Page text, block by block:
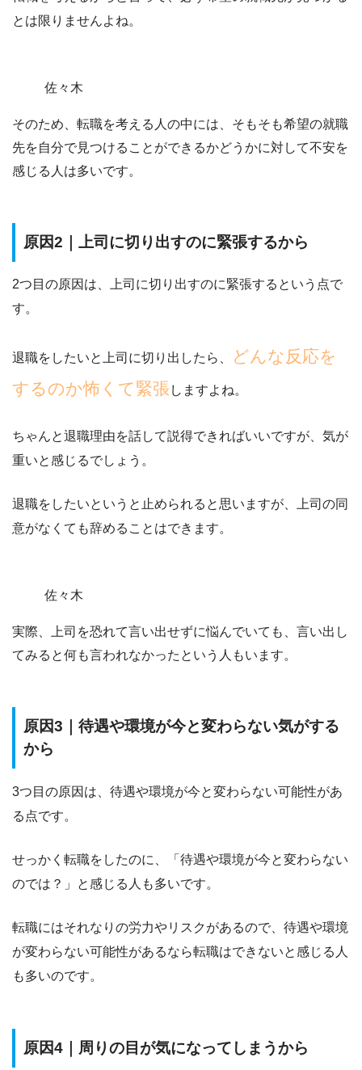
とは限りませんよね。
佐々木
そのため、転職を考える人の中には、そもそも希望の就職
先を自分で見つけることができるかどうかに対して不安を
感じる人は多いです。
原因2｜上司に切り出すのに緊張するから
2つ目の原因は、 上司に切り出すのに緊張する という点で
す。
退職をしたいと上司に切り出したら、
どんな反応を
するのか怖くて緊張 しますよね。
ちゃんと退職理由を話して説得できればいいですが、気が
重いと感じるでしょう。
退職をしたいというと止められると思いますが、
上司の同
意がなくても辞めることはできます。
佐々木
実際、上司を恐れて言い出せずに悩んでいても、言い出し
てみると何も言われなかったという人もいます。
原因3｜待遇や環境が今と変わらない気がする
から
3つ目の原因は、 待遇や環境が今と変わらない可能性があ
る点です。
せっかく転職をしたのに、「待遇や環境が今と変わらない
のでは？」と感じる人も多いです。
転職にはそれなりの労力やリスクがあるので、待遇や環境
が変わらない可能性があるなら転職はできないと感じる人
も多いのです。
原因4｜周りの目が気になってしまうから